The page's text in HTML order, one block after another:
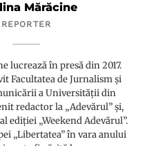
Mărăcine
REPORTER
lucrează în presă din 2017.
Facultatea de Jurnalism și
a Universității din
redactor la „Adevărul” și,
ediției „Weekend Adevărul”.
„Libertatea” în vara anului